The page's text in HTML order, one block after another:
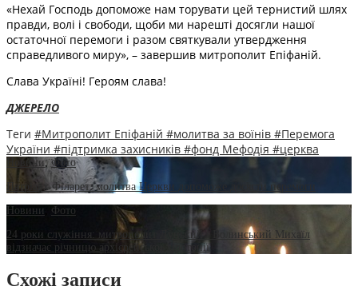
«Нехай Господь допоможе нам торувати цей тернистий шлях
правди, волі і свободи, щоби ми нарешті досягли нашої
остаточної перемоги і разом святкували утвердження
справедливого миру», – завершив митрополит Епіфаній.
Слава Україні! Героям слава!
ДЖЕРЕЛО
Теги #Митрополит Епіфаній #молитва за воїнів #Перемога
України #підтримка захисників #фонд Мефодія #церква
Новини,Фото
Патріарх Філарет: молитва Церкви допоможе досягти перемоги
Новини
Фото
24 роки служіння: митрополит Луцький і Волинський Михаїл
відзначає річницю архієрейської хіротонії
Схожі записи